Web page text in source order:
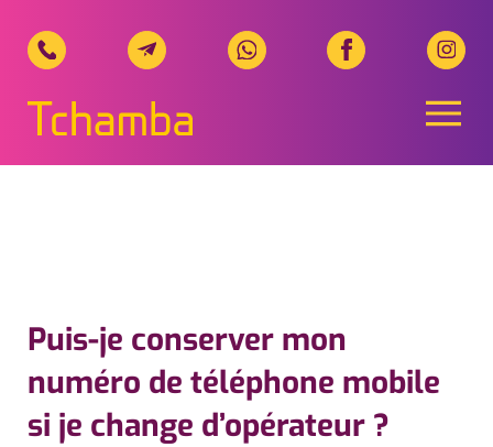
Tchamba Telecom, Ihr
Puis-je conserver mon
numéro de téléphone mobile
si je change d’opérateur ?